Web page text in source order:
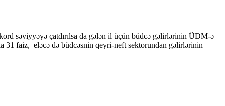
səviyyəyə çatdırılsa da gələn il üçün büdcə gəlirlərinin ÜDM-ə
31 faiz, eləcə də büdcəsnin qeyri-neft sektorundan gəlirlərinin